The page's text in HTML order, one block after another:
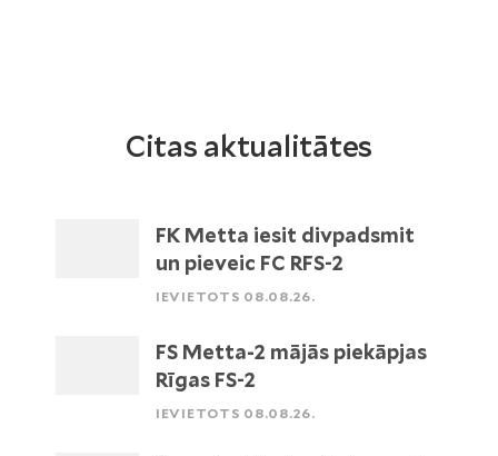
Citas aktualitātes
FK Metta iesit divpadsmit
un pieveic FC RFS-2
IEVIETOTS 08.08.26.
FS Metta-2 mājās piekāpjas
Rīgas FS-2
IEVIETOTS 08.08.26.